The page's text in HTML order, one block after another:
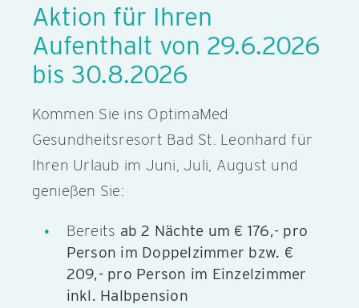
Aktion für Ihren
Aufenthalt von 29.6.2026
bis 30.8.2026
Kommen Sie ins OptimaMed
Gesundheitsresort Bad St. Leonhard für
Ihren Urlaub im Juni, Juli, August und
genießen Sie:
Bereits ab 2 Nächte um € 176,- pro
Person im Doppelzimmer bzw. €
209,- pro Person im Einzelzimmer
inkl. Halbpension